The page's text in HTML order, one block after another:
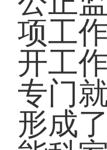
项工
开工
专门
形成